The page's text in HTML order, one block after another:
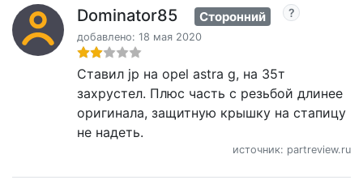
Dominator85 Сторонний
добавлено: 18 мая 2020
Ставил jp на opel astra g, на 35т
захрустел. Плюс часть с резьбой длинее
оригинала, защитную крышку на стапицу
не надеть.
источник: partreview.ru